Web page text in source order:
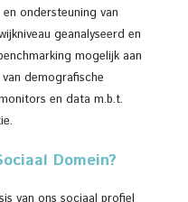
ondersteuning van
geanalyseerd en
mogelijk aan
demografische
en data m.b.t.
Domein?